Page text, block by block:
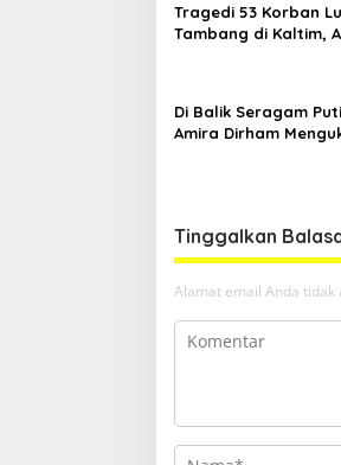
Tragedi 53 Korban
Tambang di Kaltim,
Di Balik Seragam
Amira Dirham
Tinggalkan
Alamat email Anda tidak